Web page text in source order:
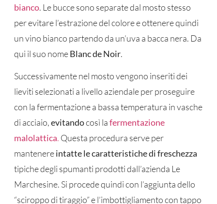
bianco. Le bucce sono separate dal mosto stesso
per evitare l’estrazione del colore e ottenere quindi
un vino bianco partendo da un’uva a bacca nera. Da
qui il suo nomeBlanc de Noir.
Successivamente nel mosto vengono inseriti dei
lieviti selezionati a livello aziendale per proseguire
con la fermentazione a bassa temperatura in vasche
di acciaio,evitandocosì lafermentazione
malolattica. Questa procedura serve per
mantenereintatte le caratteristiche di freschezza
tipiche degli spumanti prodotti dall’azienda Le
Marchesine. Si procede quindi con l’aggiunta dello
“sciroppo di tiraggio” e l’imbottigliamento con tappo